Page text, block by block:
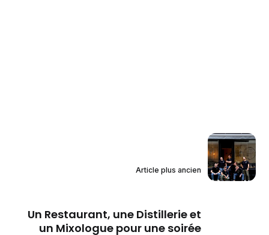
Article plus ancien
Un Restaurant, une Distillerie et
un Mixologue pour une soirée